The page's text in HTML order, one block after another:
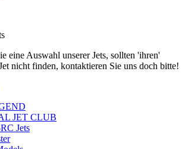
eine Auswahl unserer Jets, sollten 'ihren'
nicht finden, kontaktieren Sie uns doch bitte!
JET CLUB
Jets